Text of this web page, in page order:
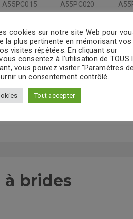
A55PC015 A55PC020
3 éléments
à brides
cookies sur notre site Web pour
la plus pertinente en mémorisant vos
visites répétées. En cliquant sur
consentez à l'utilisation de TOUS
vous pouvez visiter "Paramètres
un consentement contrôlé.
Tout accepter